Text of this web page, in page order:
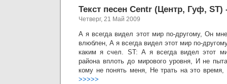
Текст песен Centr (Центр, Гуф,
Четверг, 21 Май 2009
А я всегда видел этот мир по-другому, Он
влюблен, А я всегда видел этот мир по-
каким я счел. ST: А я всегда видел этот
района вплоть до мирового уровня, И не
кому не понять меня, Не трать на это
>>>>>